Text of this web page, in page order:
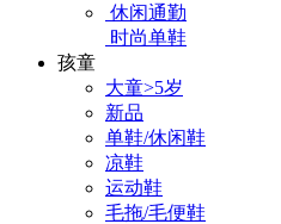
休闲通勤
时尚单鞋
孩童
大童>5岁
新品
单鞋/休闲鞋
凉鞋
运动鞋
毛拖/毛便鞋